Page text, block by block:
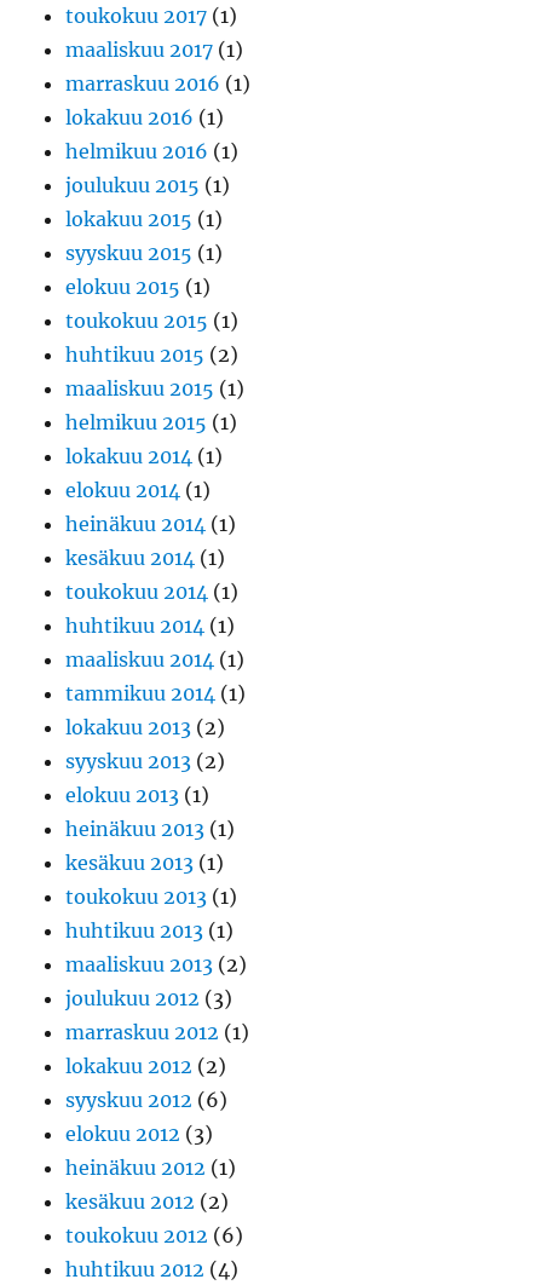
toukokuu 2017 (1)
maaliskuu 2017 (1)
marraskuu 2016 (1)
lokakuu 2016 (1)
helmikuu 2016 (1)
joulukuu 2015 (1)
lokakuu 2015 (1)
syyskuu 2015 (1)
elokuu 2015 (1)
toukokuu 2015 (1)
huhtikuu 2015 (2)
maaliskuu 2015 (1)
helmikuu 2015 (1)
lokakuu 2014 (1)
elokuu 2014 (1)
heinäkuu 2014 (1)
kesäkuu 2014 (1)
toukokuu 2014 (1)
huhtikuu 2014 (1)
maaliskuu 2014 (1)
tammikuu 2014 (1)
lokakuu 2013 (2)
syyskuu 2013 (2)
elokuu 2013 (1)
heinäkuu 2013 (1)
kesäkuu 2013 (1)
toukokuu 2013 (1)
huhtikuu 2013 (1)
maaliskuu 2013 (2)
joulukuu 2012 (3)
marraskuu 2012 (1)
lokakuu 2012 (2)
syyskuu 2012 (6)
elokuu 2012 (3)
heinäkuu 2012 (1)
kesäkuu 2012 (2)
toukokuu 2012 (6)
huhtikuu 2012 (4)